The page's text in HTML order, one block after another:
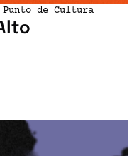
de Cultura